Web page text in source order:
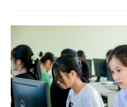
Terbaik
Di
Jawa
Timur